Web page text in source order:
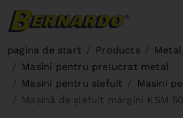
pagina de start Products
Metal
Masini pentru prelucrat metal
Masini pentru slefuit
Masini
Mașină de șlefuit margini KSM